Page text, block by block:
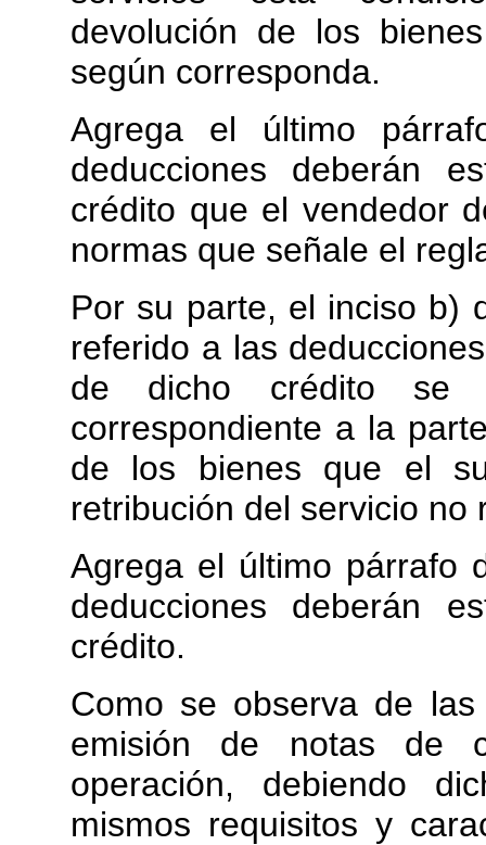
devolución de los
según corresponda.
Agrega el último
deducciones deberán
crédito que el vendedor
normas que señale el
Por su parte, el inciso b)
referido a las
de dicho crédito se
correspondiente a la
de los bienes que el
retribución del servicio no
Agrega el último párrafo
deducciones deberán
crédito.
Como se observa de
emisión de notas de
operación, debiendo
mismos requisitos y